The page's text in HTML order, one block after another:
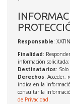
Responsable:
Finalidad:
información solicitada;
Destinatarios:
Derechos: Acceder,
indica en la
consultar la
de Privacidad.